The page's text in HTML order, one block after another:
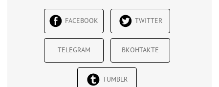
FACEBOOK TWITTER
TELEGRAM ВКОНТАКТЕ
TUMBLR